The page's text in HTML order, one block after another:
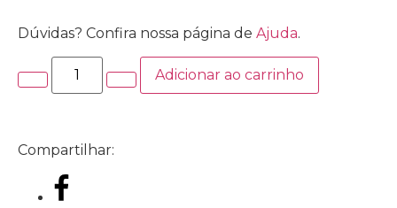
Dúvidas? Confira nossa página de Ajuda.
Adicionar ao carrinho
Compartilhar: